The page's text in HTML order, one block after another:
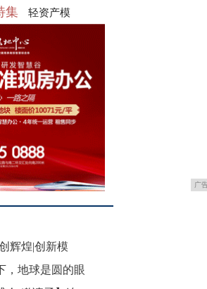
集 轻资产模
广
辉煌|创新模
，地球是圆的眼